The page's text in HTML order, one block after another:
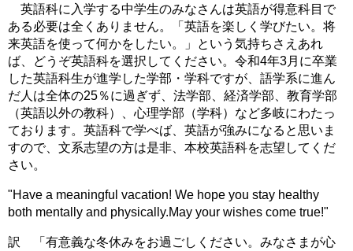
英語科に入学する中学生のみなさんは英語が得意科目で
ある必要は全くありません。「英語を楽しく学びたい。将
来英語を使って何かをしたい。」という気持ちさえあれ
ば、どうぞ英語科を選択してください。令和4年3月に卒業
した英語科生が進学した学部・学科ですが、語学系に進ん
だ人は全体の25％に過ぎず、法学部、経済学部、教育学部
（英語以外の教科）、心理学部（学科）など多岐にわたっ
ております。英語科で学べば、英語が強みになると思いま
すので、文系志望の方は是非、本校英語科を志望してくだ
さい。
"Have a meaningful vacation! We hope you stay healthy
both mentally and physically.May your wishes come true!"
訳 「有意義な冬休みをお過ごしください。みなさまが心